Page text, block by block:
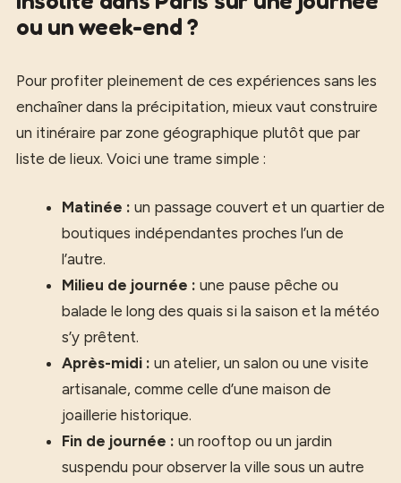
ou un week-end ?
Pour profiter pleinement de ces expériences sans les
enchaîner dans la précipitation, mieux vaut construire
un itinéraire par zone géographique plutôt que par
liste de lieux. Voici une trame simple :
Matinée : un passage couvert et un quartier de
boutiques indépendantes proches l’un de
l’autre.
Milieu de journée : une pause pêche ou
balade le long des quais si la saison et la météo
s’y prêtent.
Après-midi : un atelier, un salon ou une visite
artisanale, comme celle d’une maison de
joaillerie historique.
Fin de journée : un rooftop ou un jardin
suspendu pour observer la ville sous un autre